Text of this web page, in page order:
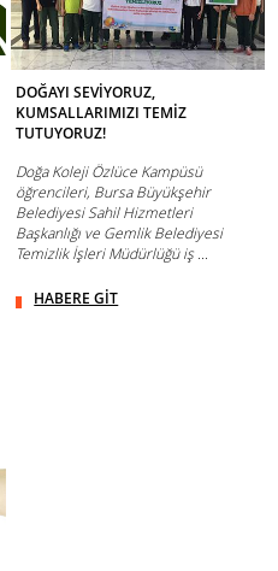
DOĞAYI SEVİYORUZ,
KUMSALLARIMIZI TEMİZ
TUTUYORUZ!
Doğa Koleji Özlüce Kampüsü
öğrencileri, Bursa Büyükşehir
Belediyesi Sahil Hizmetleri
Başkanlığı ve Gemlik Belediyesi
Temizlik İşleri Müdürlüğü iş ...
HABERE GİT